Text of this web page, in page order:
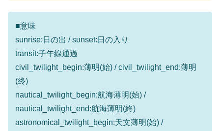
■意味
sunrise:日の出 / sunset:日の入り
transit:子午線通過
civil_twilight_begin:薄明(始) / civil_twilight_end:薄明
(終)
nautical_twilight_begin:航海薄明(始) /
nautical_twilight_end:航海薄明(終)
astronomical_twilight_begin:天文薄明(始) /